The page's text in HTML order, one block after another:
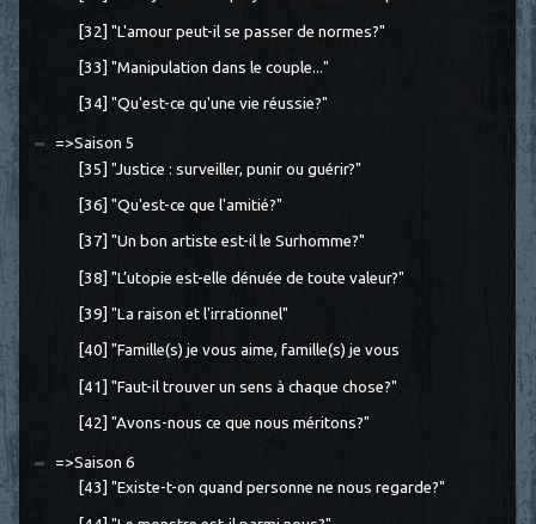
[32] "L'amour peut-il se passer de normes?"
[33] "Manipulation dans le couple..."
[34] "Qu'est-ce qu'une vie réussie?"
=>Saison 5
[35] "Justice : surveiller, punir ou guérir?"
[36] "Qu'est-ce que l'amitié?"
[37] "Un bon artiste est-il le Surhomme?"
[38] "L’utopie est-elle dénuée de toute valeur?"
[39] "La raison et l'irrationnel"
[40] "Famille(s) je vous aime, famille(s) je vous
[41] "Faut-il trouver un sens à chaque chose?"
[42] "Avons-nous ce que nous méritons?"
=>Saison 6
[43] "Existe-t-on quand personne ne nous regarde?"